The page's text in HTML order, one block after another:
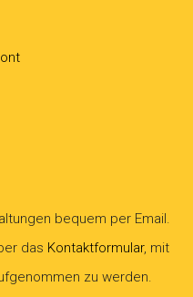
bequem per Email.
das Kontaktformular, mit
zu werden.